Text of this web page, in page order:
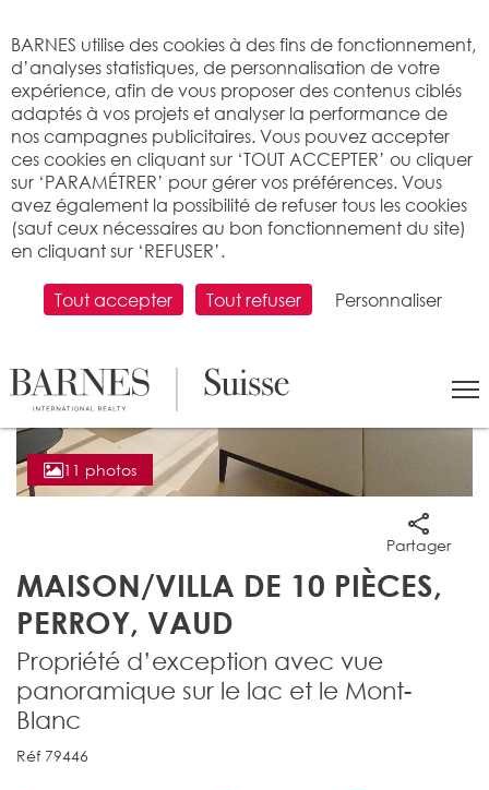
11 photos
MAISON/VILLA DE 10 PIÈCES,
PERROY, VAUD
Partager
Propriété d’exception avec vue
panoramique sur le lac et le Mont-
Blanc
Réf 79446
BARNES utilise des cookies à des fins de fonctionnement,
d’analyses statistiques, de personnalisation de votre
expérience, afin de vous proposer des contenus ciblés
adaptés à vos projets et analyser la performance de
nos campagnes publicitaires. Vous pouvez accepter
ces cookies en cliquant sur ‘TOUT ACCEPTER’ ou cliquer
sur ‘PARAMÉTRER’ pour gérer vos préférences. Vous
avez également la possibilité de refuser tous les cookies
(sauf ceux nécessaires au bon fonctionnement du site)
en cliquant sur ‘REFUSER’.
Tout accepter Tout refuser Personnaliser